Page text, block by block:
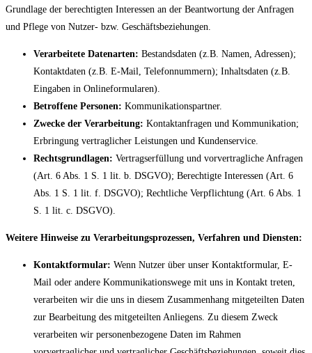
Grundlage der berechtigten Interessen an der Beantwortung der Anfragen
und Pflege von Nutzer- bzw. Geschäftsbeziehungen.
Verarbeitete Datenarten: Bestandsdaten (z.B. Namen, Adressen);
Kontaktdaten (z.B. E-Mail, Telefonnummern); Inhaltsdaten (z.B.
Eingaben in Onlineformularen).
Betroffene Personen: Kommunikationspartner.
Zwecke der Verarbeitung: Kontaktanfragen und Kommunikation;
Erbringung vertraglicher Leistungen und Kundenservice.
Rechtsgrundlagen: Vertragserfüllung und vorvertragliche Anfragen
(Art. 6 Abs. 1 S. 1 lit. b. DSGVO); Berechtigte Interessen (Art. 6
Abs. 1 S. 1 lit. f. DSGVO); Rechtliche Verpflichtung (Art. 6 Abs. 1
S. 1 lit. c. DSGVO).
Weitere Hinweise zu Verarbeitungsprozessen, Verfahren und Diensten:
Kontaktformular: Wenn Nutzer über unser Kontaktformular, E-
Mail oder andere Kommunikationswege mit uns in Kontakt treten,
verarbeiten wir die uns in diesem Zusammenhang mitgeteilten Daten
zur Bearbeitung des mitgeteilten Anliegens. Zu diesem Zweck
verarbeiten wir personenbezogene Daten im Rahmen